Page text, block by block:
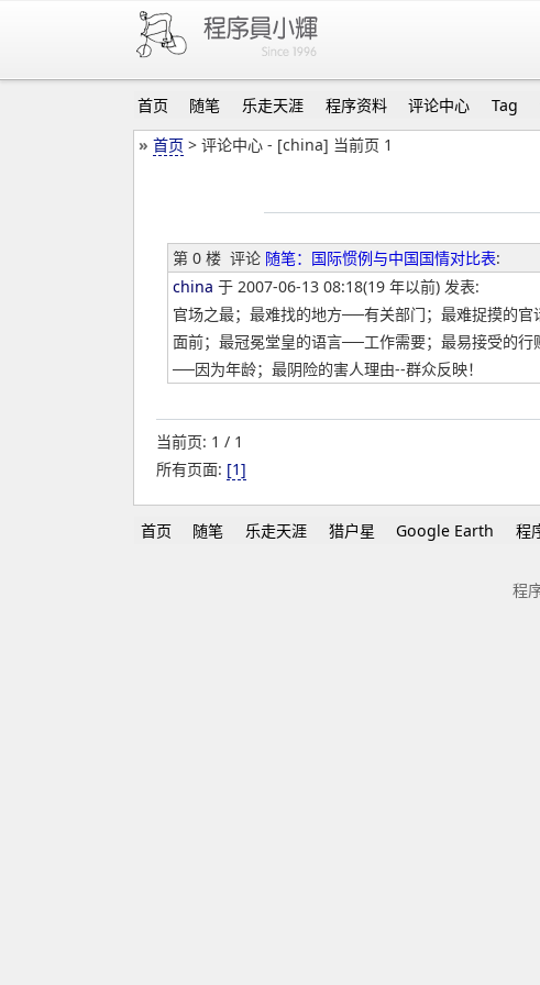
首页 随笔 乐走天涯 程序资料 评论中心 Tag
» 首页 > 评论中心 - [china] 当前页 1
第 0 楼 评论 随笔：国际惯例与中国国情对比表:
china 于 2007-06-13 08:18(19 年以前) 发表:
官场之最；最难找的地方──有关部门；最难捉摸的
面前；最冠冕堂皇的语言──工作需要；最易接受的
──因为年龄；最阴险的害人理由--群众反映！
当前页: 1 / 1
所有页面: [1]
首页 随笔 乐走天涯 猎户星 Google Earth 程
程